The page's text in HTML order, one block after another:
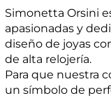
Simonetta Orsini
apasionadas y
diseño de joyas
de alta relojería.
Para que nuestra
un símbolo de